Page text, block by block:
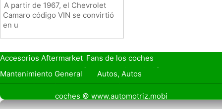
A partir de 1967, el Chevrolet
Camaro código VIN se convirtió
en u
Accesorios Aftermarket Fans de los coches
Seguro de Coche
Préstamos y Financiación
Mantenimiento General
Autos, Autos
Seguridad Vial
Combustibles
Vender Mi Cochecoches © www.automotriz.mobi